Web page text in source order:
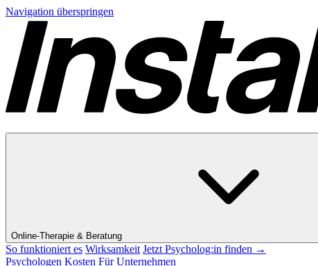
Navigation überspringen
Online-Therapie & Beratung
So funktioniert es Wirksamkeit Jetzt Psycholog:in finden →
Psychologen Kosten Für Unternehmen